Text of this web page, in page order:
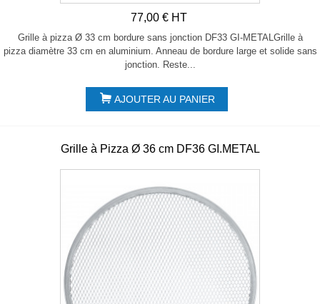
77,00 € HT
Grille à pizza Ø 33 cm bordure sans jonction DF33 GI-METALGrille à
pizza diamètre 33 cm en aluminium. Anneau de bordure large et solide sans
jonction. Reste...
AJOUTER AU PANIER
Grille à Pizza Ø 36 cm DF36 GI.METAL